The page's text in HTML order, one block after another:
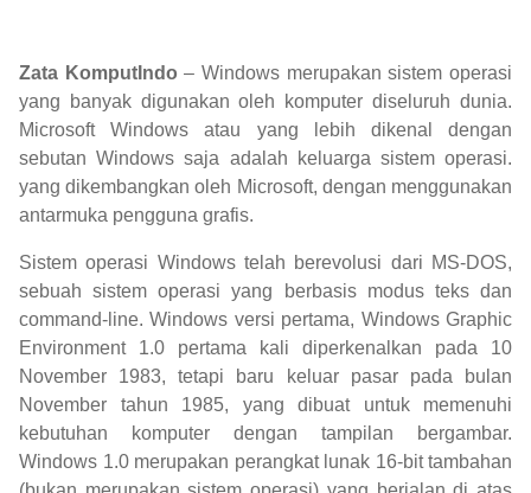
Zata KomputIndo – Windows merupakan sistem operasi
yang banyak digunakan oleh komputer diseluruh dunia.
Microsoft Windows atau yang lebih dikenal dengan
sebutan Windows saja adalah keluarga sistem operasi.
yang dikembangkan oleh Microsoft, dengan menggunakan
antarmuka pengguna grafis.
Sistem operasi Windows telah berevolusi dari MS-DOS,
sebuah sistem operasi yang berbasis modus teks dan
command-line. Windows versi pertama, Windows Graphic
Environment 1.0 pertama kali diperkenalkan pada 10
November 1983, tetapi baru keluar pasar pada bulan
November tahun 1985, yang dibuat untuk memenuhi
kebutuhan komputer dengan tampilan bergambar.
Windows 1.0 merupakan perangkat lunak 16-bit tambahan